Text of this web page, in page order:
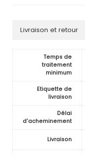
Livraison et retour
Temps de
traitement
minimum
Etiquette de
livraison
Délai
d'acheminement
Livraison